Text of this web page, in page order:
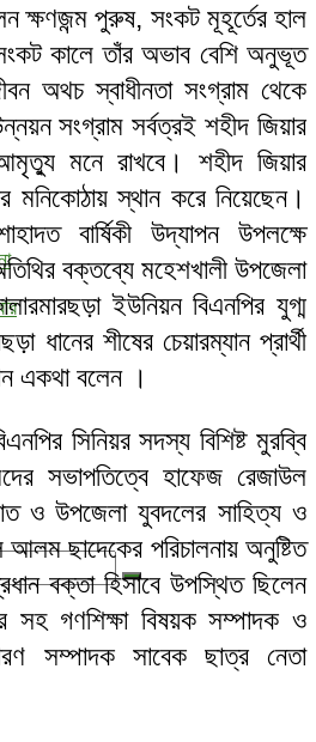
ক্ষণজন্ম পুরুষ, সংকট মূহূর্তের হাল
কালে তাঁর অভাব বেশি অনুভূত
অথচ স্বাধীনতা সংগ্রাম থেকে
সংগ্রাম সর্বত্রই শহীদ জিয়ার
মনে রাখবে। শহীদ জিয়ার
মনিকোঠায় স্থান করে নিয়েছেন।
বার্ষিকী উদ্যাপন উপলক্ষে
বক্তব্যে মহেশখালী উপজেলা
ইউনিয়ন বিএনপির যুগ্ম
ধানের শীষের চেয়ারম্যান প্রার্থী
একথা বলেন ।
সিনিয়র সদস্য বিশিষ্ট মুরব্বি
সভাপতিত্বে হাফেজ রেজাউল
ও উপজেলা যুবদলের সাহিত্য ও
ছাদেকের পরিচালনায় অনুষ্টিত
বক্তা হিসাবে উপস্থিত ছিলেন
সহ গণশিক্ষা বিষয়ক সম্পাদক ও
সম্পাদক সাবেক ছাত্র নেতা